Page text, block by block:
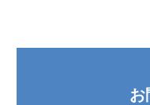
お